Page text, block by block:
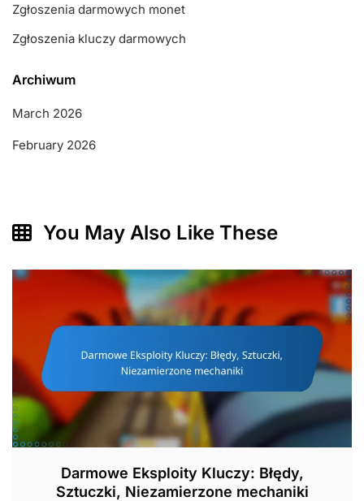
Zgłoszenia darmowych monet
Zgłoszenia kluczy darmowych
Archiwum
March 2026
February 2026
You May Also Like These
Darmowe Eksploity Kluczy: Błędy,
Sztuczki, Niezamierzone mechaniki